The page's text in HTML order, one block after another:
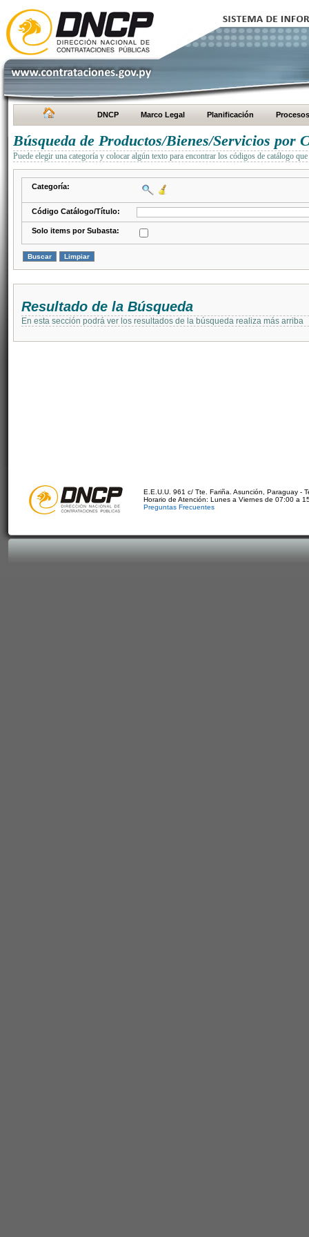
DNCP Marco Legal Planificación Procesos
Búsqueda de Productos/Bienes/Servicios por
Puede elegir una categoría y colocar algún texto para encontrar los códigos de catálogo
Categoría:
Código Catálogo/Título:
Solo items por Subasta:
Resultado de la Búsqueda
En esta sección podrá ver los resultados de la búsqueda realiza más arriba
E.E.U.U. 961 c/ Tte. Fariña. Asunción, Paraguay -
Horario de Atención: Lunes a Viernes de 07:00 a
Preguntas Frecuentes